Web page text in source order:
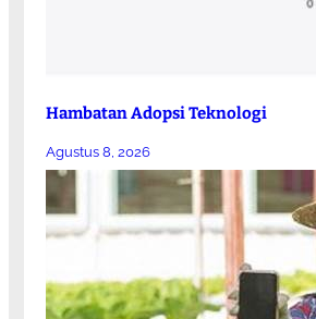
Hambatan Adopsi Teknologi
Agustus 8, 2026